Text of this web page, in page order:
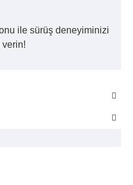
ile sürüş deneyiminizi